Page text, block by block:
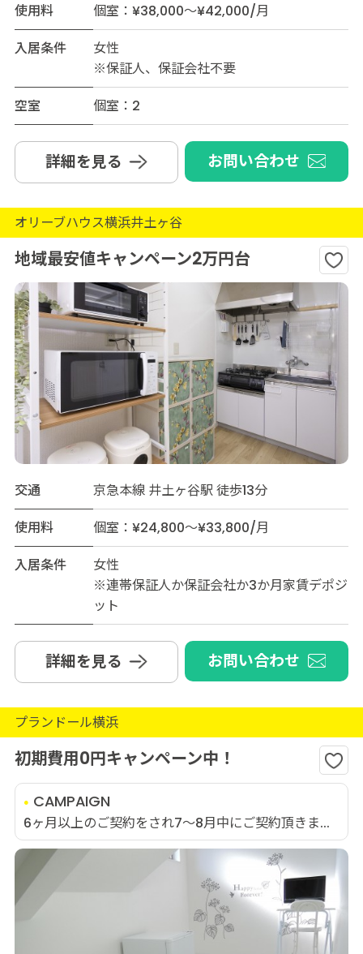
使用料
個室：¥38,000～¥42,000/月
入居条件
女性
※保証人、保証会社不要
空室
個室：2
詳細を見る お問い合わせ
オリーブハウス横浜井土ヶ谷
地域最安値キャンペーン2万円台
交通
京急本線 井土ヶ谷駅 徒歩13分
使用料
個室：¥24,800～¥33,800/月
入居条件
女性
※連帯保証人か保証会社か3か月家賃デポジ
ット
詳細を見る お問い合わせ
プランドール横浜
初期費用0円キャンペーン中！
CAMPAIGN
6ヶ月以上のご契約をされ7～8月中にご契約頂きま...